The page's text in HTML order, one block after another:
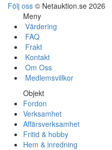
Följ oss © Netauktion.se 2026
Meny
Värdering
FAQ
Frakt
Kontakt
Om Oss
Medlemsvillkor
Objekt
Fordon
Verksamhet
Affärsverksamhet
Fritid & hobby
Hem & inredning